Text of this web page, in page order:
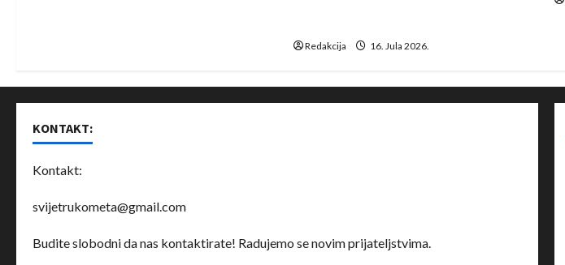
Redakcija 16. Jula 2026.
KONTAKT:
Kontakt:
svijetrukometa@gmail.com
Budite slobodni da nas kontaktirate! Radujemo se novim prijateljstvima.